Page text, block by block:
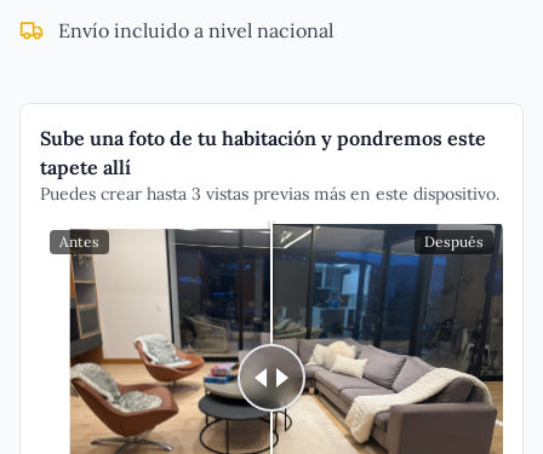
Envío incluido a nivel nacional
Sube una foto de tu habitación y pondremos este
tapete allí
Puedes crear hasta 3 vistas previas más en este dispositivo.
Antes Después